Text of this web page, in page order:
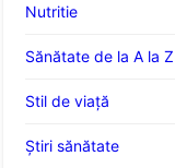
Nutritie
Sănătate de la A la Z
Stil de viaţă
Ştiri sănătate